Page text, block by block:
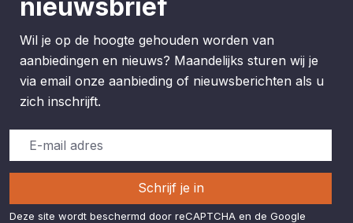
nieuwsbrief
Wil je op de hoogte gehouden worden van
aanbiedingen en nieuws? Maandelijks sturen wij je
via email onze aanbieding of nieuwsberichten als u
zich inschrijft.
Schrijf je in
Deze site wordt beschermd door reCAPTCHA en de Google